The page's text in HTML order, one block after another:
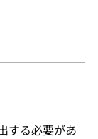
する必要があ